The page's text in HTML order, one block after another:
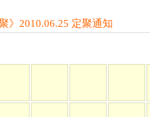
》2010.06.25 定聚通知